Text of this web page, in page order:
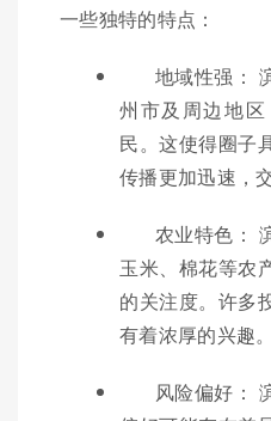
一些独特的特点：
地域性强：
州市及周边地
民。这使得圈子
传播更加迅速，
农业特色：
玉米、棉花等农
的关注度。许多
有着浓厚的兴趣。
风险偏好：